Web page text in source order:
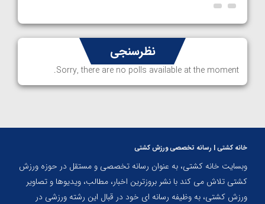
نظرسنجی
Sorry, there are no polls available at the moment.
خانه کشتی | رسانه تخصصی ورزش کشتی
وبسایت خانه کشتی، به عنوان رسانه تخصصی و مستقل در حوزه ورزش
کشتی تلاش می کند با نشر بروزترین اخبار، مطالب، ویدیوها و تصاویر
ورزش کشتی، به وظیفه رسانه ای خود در قبال این رشته ورزشی در